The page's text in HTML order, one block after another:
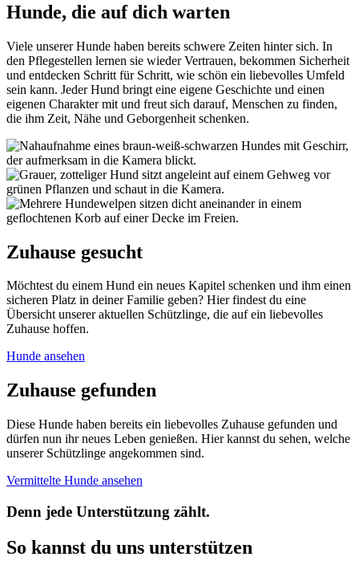
Hunde, die auf dich warten
Viele unserer Hunde haben bereits schwere Zeiten hinter sich. In
den Pflegestellen lernen sie wieder Vertrauen, bekommen Sicherheit
und entdecken Schritt für Schritt, wie schön ein liebevolles Umfeld
sein kann. Jeder Hund bringt eine eigene Geschichte und einen
eigenen Charakter mit und freut sich darauf, Menschen zu finden,
die ihm Zeit, Nähe und Geborgenheit schenken.
Zuhause gesucht
Möchtest du einem Hund ein neues Kapitel schenken und ihm einen
sicheren Platz in deiner Familie geben? Hier findest du eine
Übersicht unserer aktuellen Schützlinge, die auf ein liebevolles
Zuhause hoffen.
Hunde ansehen
Zuhause gefunden
Diese Hunde haben bereits ein liebevolles Zuhause gefunden und
dürfen nun ihr neues Leben genießen. Hier kannst du sehen, welche
unserer Schützlinge angekommen sind.
Vermittelte Hunde ansehen
Denn jede Unterstützung zählt.
So kannst du uns unterstützen